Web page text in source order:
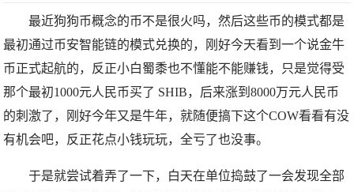
最近狗狗币概念的币不是很火吗，然后这些币的模式都是
最初通过币安智能链的模式兑换的，刚好今天看到一个说金牛
币正式起航的，反正小白蜀黍也不懂能不能赚钱，只是觉得受
那个最初1000元人民币买了 SHIB，后来涨到8000万元人民币
的刺激了，刚好今年又是牛年，就随便搞下这个COW看看有没
有机会吧，反正花点小钱玩玩，全亏了也没事。
于是就尝试着弄了一下，白天在单位捣鼓了一会发现全部